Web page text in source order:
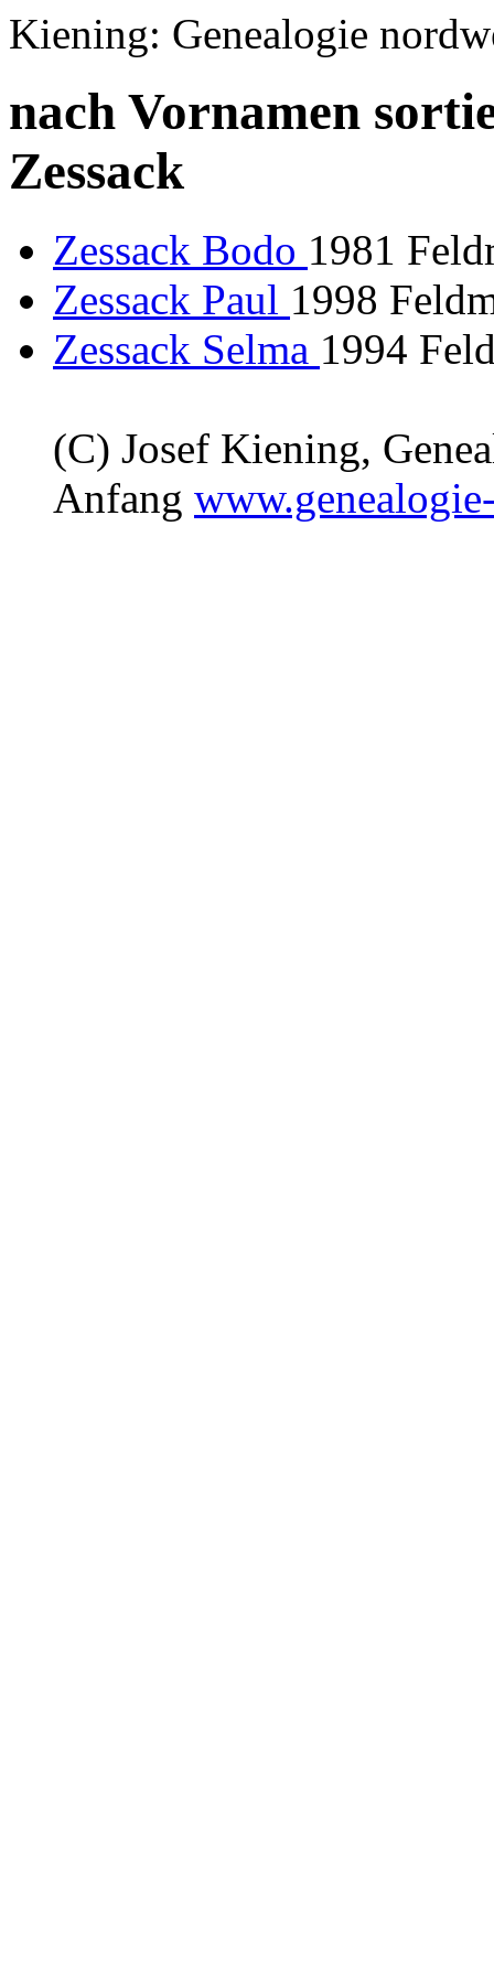
Kiening: Genealogie
nach Vornamen
Zessack
Zessack Bodo 1981
Zessack Paul 1998
Zessack Selma 1994
(C) Josef Kiening,
Anfang